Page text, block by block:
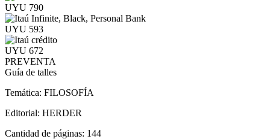
UYU 790
UYU 593
UYU 672
PREVENTA
Guía de talles
Temática: FILOSOFÍA
Editorial: HERDER
Cantidad de páginas: 144